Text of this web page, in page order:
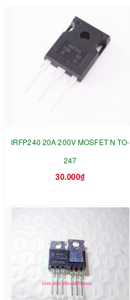
IRFP240 20A 200V MOSFET N TO-
247
30.000₫